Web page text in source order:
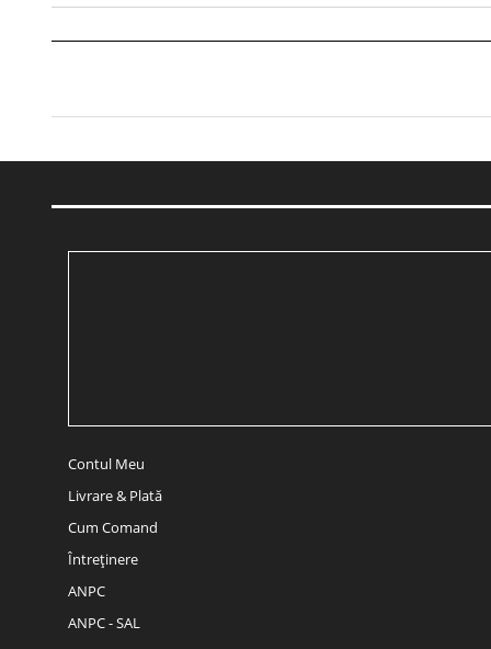
Contul Meu
Livrare & Plată
Cum Comand
Întreținere
ANPC
ANPC - SAL